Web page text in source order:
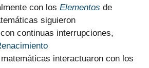
con los Elementos de
siguieron
continuas interrupciones,
interactuaron con los